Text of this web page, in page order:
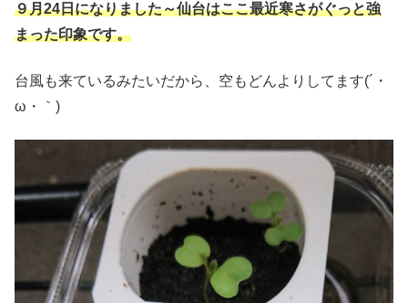
９月24日になりました～仙台はここ最近寒さがぐっと強
まった印象です。
台風も来ているみたいだから、空もどんよりしてます(´・
ω・｀)